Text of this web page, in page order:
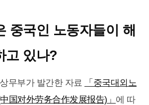
중국인 노동자들이 해
고 있나?
무부가 발간한 자료
「중국대외노
国对外劳务合作发展报告)」 에 따